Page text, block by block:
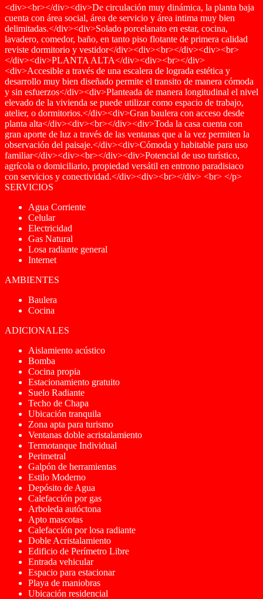
<div><br></div><div>De circulación muy dinámica, la planta baja
cuenta con área social, área de servicio y área intima muy bien
delimitadas.</div><div>Solado porcelanato en estar, cocina,
lavadero, comedor, baño, en tanto piso flotante de primera calidad
reviste dormitorio y vestidor</div><div><br></div><div><br>
</div><div>PLANTA ALTA</div><div><br></div>
<div>Accesible a través de una escalera de lograda estética y
desarrollo muy bien diseñado permite el transito de manera cómoda
y sin esfuerzos</div><div>Planteada de manera longitudinal el nivel
elevado de la vivienda se puede utilizar como espacio de trabajo,
atelier, o dormitorios.</div><div>Gran baulera con acceso desde
planta alta</div><div><br></div><div>Toda la casa cuenta con
gran aporte de luz a través de las ventanas que a la vez permiten la
observación del paisaje.</div><div>Cómoda y habitable para uso
familiar</div><div><br></div><div>Potencial de uso turístico,
agrícola o domiciliario, propiedad versátil en entrono paradisiaco
con servicios y conectividad.</div><div><br></div> <br> </p>
SERVICIOS
Agua Corriente
Celular
Electricidad
Gas Natural
Losa radiante general
Internet
AMBIENTES
Baulera
Cocina
ADICIONALES
Aislamiento acústico
Bomba
Cocina propia
Estacionamiento gratuito
Suelo Radiante
Techo de Chapa
Ubicación tranquila
Zona apta para turismo
Ventanas doble acristalamiento
Termotanque Individual
Perimetral
Galpón de herramientas
Estilo Moderno
Depósito de Agua
Calefacción por gas
Arboleda autóctona
Apto mascotas
Calefacción por losa radiante
Doble Acristalamiento
Edificio de Perímetro Libre
Entrada vehicular
Espacio para estacionar
Playa de maniobras
Ubicación residencial